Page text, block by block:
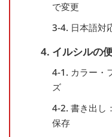
で変更
3-4. 日本語対
4. イルシルの
4-1. カラー・
ズ
4-2. 書き出し
保存